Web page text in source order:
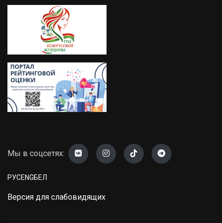
Мы в соцсетях:
РУСENGБЕЛ
Версия для слабовидящих